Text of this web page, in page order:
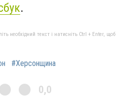
.
необхідний текст і натисніть Ctrl + Enter, щоб
#Херсонщина
0,0